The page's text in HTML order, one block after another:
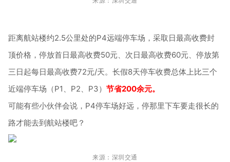
距离航站楼约2.5公里处的P4远端停车场，采取日最高收费封
顶价格，停放首日最高收费50元、次日最高收费60元、停放第
三日起每日最高收费72元/天。长假8天停车收费总体上比三个
近端停车场（P1、P2、P3） 节省200余元。
可能有些小伙伴会说，P4停车场好远，停那里下车要走很长的
路才能去到航站楼吧？
来源：深圳交通